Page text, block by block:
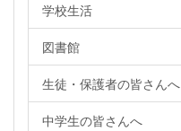
学校生活
図書館
生徒・保護者の皆さんへ
中学生の皆さんへ